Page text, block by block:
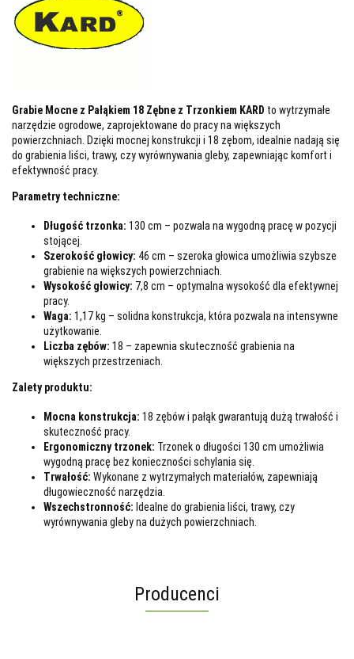
Grabie Mocne z Pałąkiem 18 Zębne z Trzonkiem KARD to wytrzymałe
narzędzie ogrodowe, zaprojektowane do pracy na większych
powierzchniach. Dzięki mocnej konstrukcji i 18 zębom, idealnie nadają się
do grabienia liści, trawy, czy wyrównywania gleby, zapewniając komfort i
efektywność pracy.
Parametry techniczne:
Długość trzonka: 130 cm – pozwala na wygodną pracę w pozycji
stojącej.
Szerokość głowicy: 46 cm – szeroka głowica umożliwia szybsze
grabienie na większych powierzchniach.
Wysokość głowicy: 7,8 cm – optymalna wysokość dla efektywnej
pracy.
Waga: 1,17 kg – solidna konstrukcja, która pozwala na intensywne
użytkowanie.
Liczba zębów: 18 – zapewnia skuteczność grabienia na
większych przestrzeniach.
Zalety produktu:
Mocna konstrukcja: 18 zębów i pałąk gwarantują dużą trwałość i
skuteczność pracy.
Ergonomiczny trzonek: Trzonek o długości 130 cm umożliwia
wygodną pracę bez konieczności schylania się.
Trwałość: Wykonane z wytrzymałych materiałów, zapewniają
długowieczność narzędzia.
Wszechstronność: Idealne do grabienia liści, trawy, czy
wyrównywania gleby na dużych powierzchniach.
Producenci